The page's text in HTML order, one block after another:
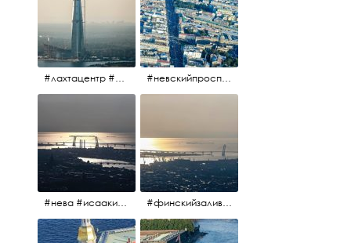
#лахтацентр #лахта #башнягазпром #газпром #башня #небоскрёбпитера #небоскрёб #финскийзалив #санктпетербург #невскийпроспект #центргорода #санктпетербург #осень2017 #когдапаришьнадгородом
#нева #исаакий #исаакиевскийсобор #нева #васильевскийостров #адмиралтейскийрайон #финскийзалив #дворцовыймост #небонадпитером #осень2017 #финскийзалив #маркизовалужа #нева